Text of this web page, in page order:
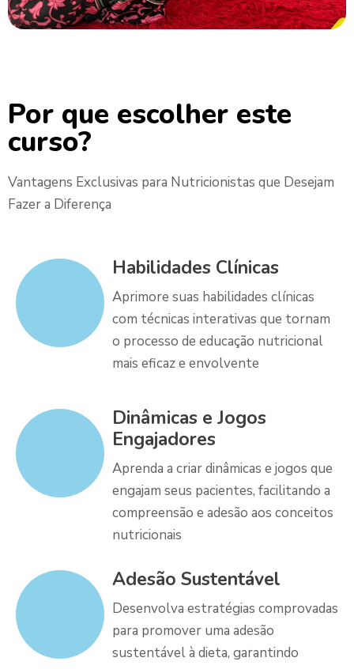
Por que escolher este
curso?
Vantagens Exclusivas para Nutricionistas que Desejam
Fazer a Diferença
Habilidades Clínicas
Aprimore suas habilidades clínicas
com técnicas interativas que tornam
o processo de educação nutricional
mais eficaz e envolvente
Dinâmicas e Jogos
Engajadores
Aprenda a criar dinâmicas e jogos que
engajam seus pacientes, facilitando a
compreensão e adesão aos conceitos
nutricionais
Adesão Sustentável
Desenvolva estratégias comprovadas
para promover uma adesão
sustentável à dieta, garantindo